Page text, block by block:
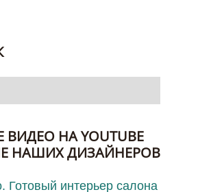
НА YOUTUBE
НАШИХ ДИЗАЙНЕРОВ